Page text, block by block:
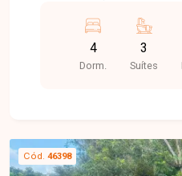
situada em frente à
cenário encantador,
descanso e lazer em meio ao
churrasqueira, uma ao
parte superior da casa,
4
Dorm.
3
Suítes
Cód. 46398